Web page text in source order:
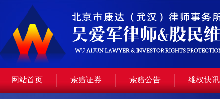
网站首页 索赔证券 索赔公告 维权快讯